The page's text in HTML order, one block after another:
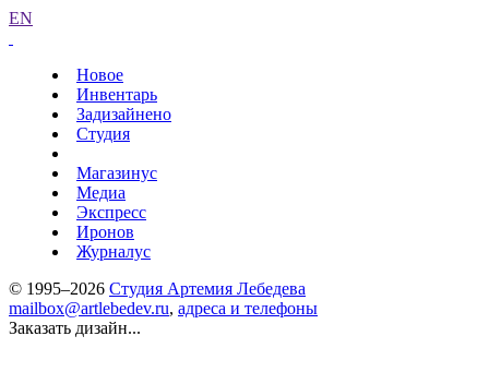
EN
Новое
Инвентарь
Задизайнено
Студия
Магазинус
Медиа
Экспресс
Иронов
Журналус
© 1995–2026 Студия Артемия Лебедева
mailbox@artlebedev.ru, адреса и телефоны
Заказать дизайн...